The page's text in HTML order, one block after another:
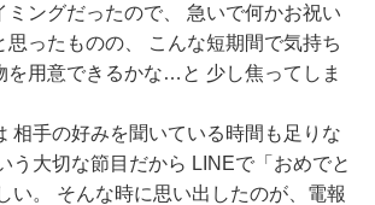
ミングだったので、 急いで何かお祝い
思ったものの、 こんな短期間で気持ち
を用意できるかな…と 少し焦ってしま
相手の好みを聞いている時間も足りな
う大切な節目だから LINEで「おめでと
い。 そんな時に思い出したのが、電報